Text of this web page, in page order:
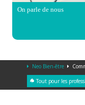
On parle de nous
Neo Bien-être
Tout pour les